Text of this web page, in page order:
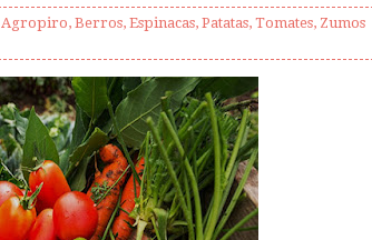
Agropiro, Berros, Espinacas, Patatas, Tomates, Zumos